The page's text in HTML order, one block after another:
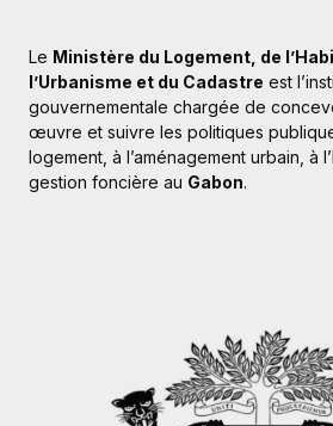
Le Ministère du Logement, de
l’Urbanisme et du Cadastre est
gouvernementale chargée de
œuvre et suivre les politiques
logement, à l’aménagement urbain, à
gestion foncière au Gabon.